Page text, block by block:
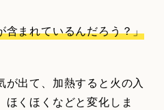
含まれているんだろう？」
出て、加熱すると火の入
ほくほくなどと変化しま